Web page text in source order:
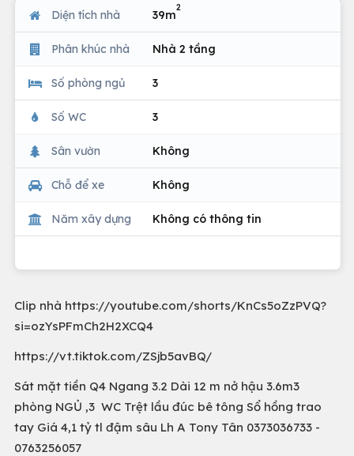
Diện tích nhà 39m
2
Phân khúc nhà Nhà 2 tầng
Số phòng ngủ 3
Số WC 3
Sân vườn Không
Chỗ để xe Không
Năm xây dựng Không có thông tin
Clip nhà https://youtube.com/shorts/KnCs5oZzPVQ?
si=ozYsPFmCh2H2XCQ4
https://vt.tiktok.com/ZSjb5avBQ/
Sát mặt tiền Q4 Ngang 3.2 Dài 12 m nở hậu 3.6m3
phòng NGỦ ,3 WC Trệt lầu đúc bê tông Sổ hồng trao
tay Giá 4,1 tỷ tl đậm sâu Lh A Tony Tân 0373036733 -
0763256057